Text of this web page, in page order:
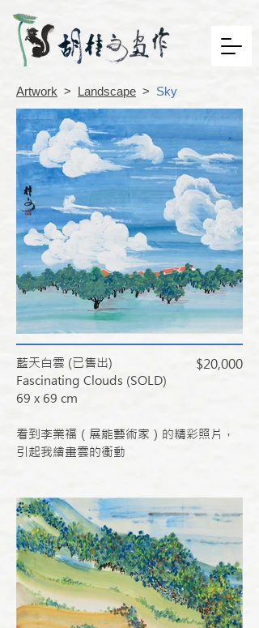
藍天白雲 (已售出)
Fascinating Clouds (SOLD)
69 x 69 cm
看到李業福（展能藝術家）的精彩照片，
引起我繪畫雲的衝動
Artwork > Landscape > Sky
$20,000